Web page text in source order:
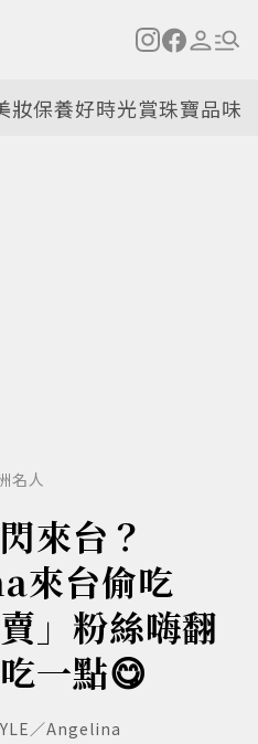
妝保養好時光賞珠寶品味
名人
來台？
來台偷吃
」粉絲嗨翻
一點😋
／Angelina